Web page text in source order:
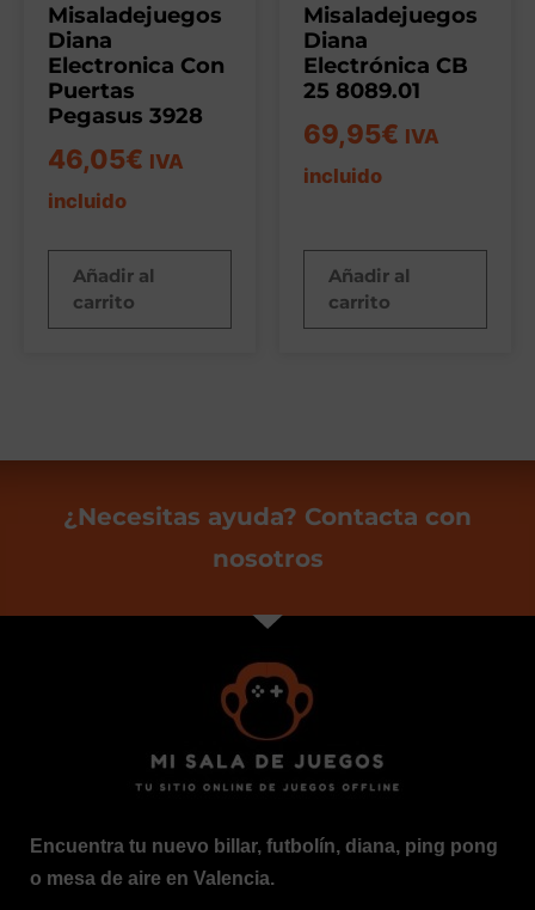
Misaladejuegos
Diana
Electronica Con
Puertas
Pegasus 3928
46,05€ IVA
incluido
Añadir al
carrito
Misaladejuegos
Diana
Electrónica CB
25 8089.01
69,95€ IVA
incluido
Añadir al
carrito
¿Necesitas ayuda? Contacta con
nosotros
Encuentra tu nuevo billar, futbolín, diana, ping pong
o mesa de aire en Valencia.